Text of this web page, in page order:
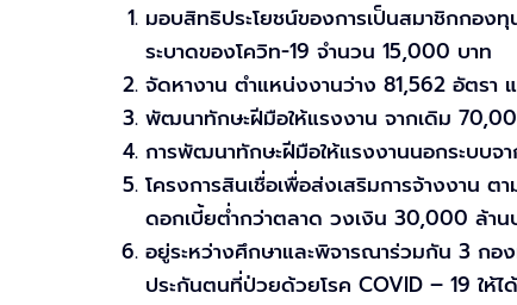
มอบสิทธิประโยชน์ของการเป็นสมาชิกกองทุ
ระบาดของโควิท-19 จำนวน 15,000 บาท
จัดหางาน ตำแหน่งงานว่าง 81,562 อัตรา
พัฒนาทักษะฝีมือให้แรงงาน จากเดิม
การพัฒนาทักษะฝีมือให้แรงงานนอกระบ
โครงการสินเชื่อเพื่อส่งเสริมการจ้างงาน
ดอกเบี้ยต่ำกว่าตลาด วงเงิน 30,000 ล้า
อยู่ระหว่างศึกษาและพิจารณาร่วมกัน 3 กอ
ประกันตนที่ป่วยด้วยโรค COVID – 19 ให้ไ